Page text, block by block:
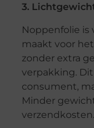
3.
Noppenfolie is
maakt voor
zonder extra
verpakking.
consument,
Minder
verzendkosten.